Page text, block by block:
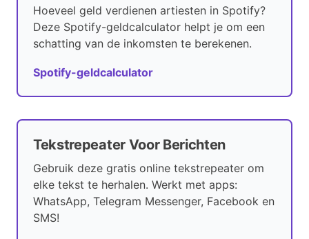
Hoeveel geld verdienen artiesten in Spotify?
Deze Spotify-geldcalculator helpt je om een
schatting van de inkomsten te berekenen.
Spotify-geldcalculator
Tekstrepeater Voor Berichten
Gebruik deze gratis online tekstrepeater om
elke tekst te herhalen. Werkt met apps:
WhatsApp, Telegram Messenger, Facebook en
SMS!